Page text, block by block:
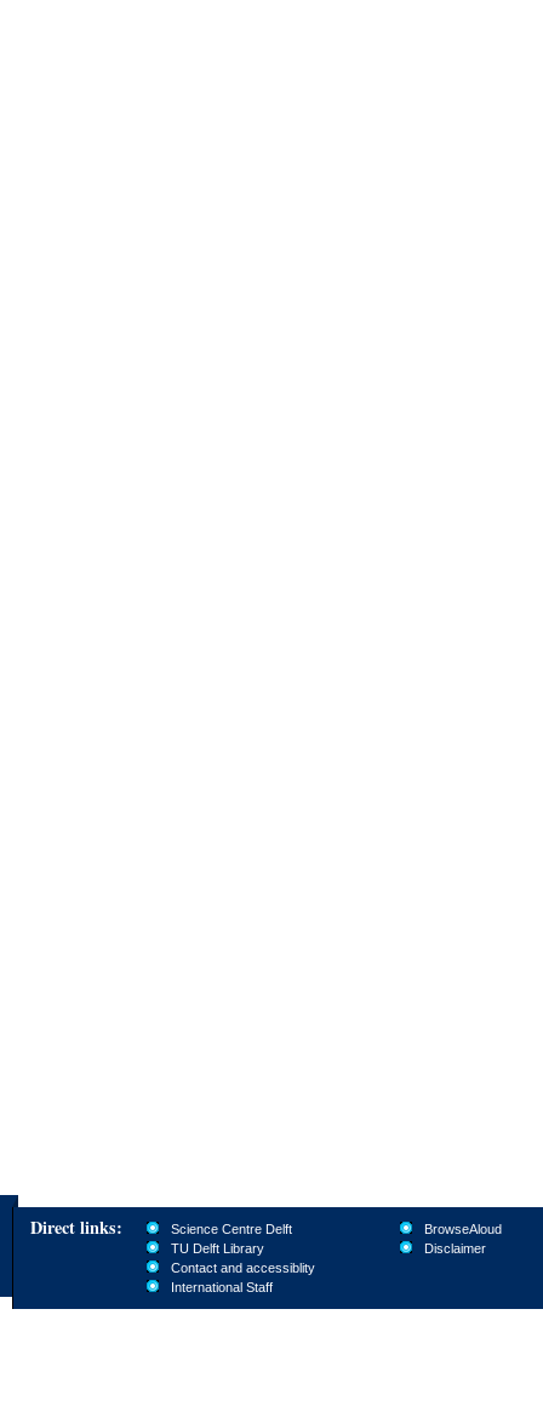
Direct links:
Science Centre Delft
TU Delft Library
Contact and accessiblity
International Staff
BrowseAloud
Disclaimer